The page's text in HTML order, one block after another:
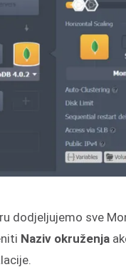
dodjeljujemo sve
Naziv okruženja